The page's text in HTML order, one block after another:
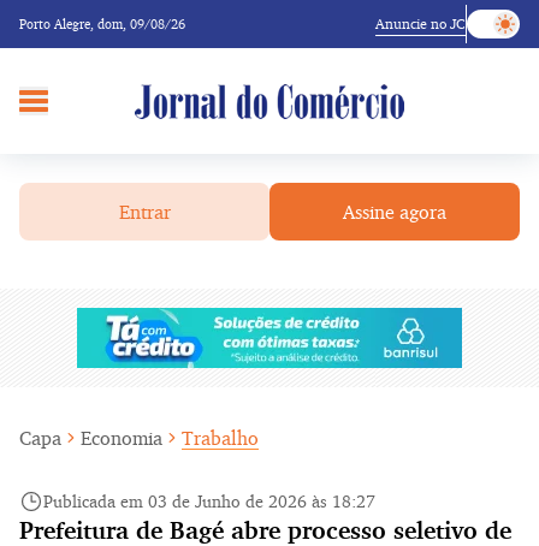
Porto Alegre, dom, 09/08/26 Anuncie no JC
Entrar Assine agora
Capa Economia Trabalho
Publicada em 03 de Junho de 2026 às 18:27
Prefeitura de Bagé abre processo seletivo de